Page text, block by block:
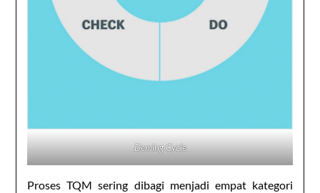
Deming Cycle
Proses TQM sering dibagi menjadi empat kategori